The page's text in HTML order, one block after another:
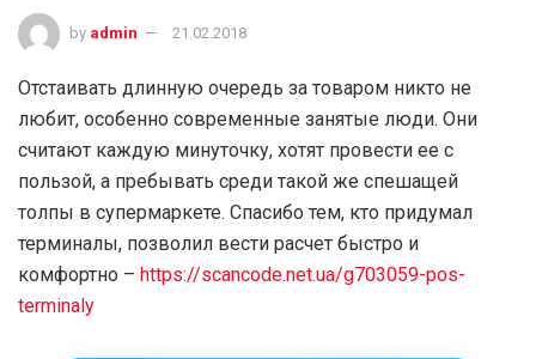
by admin 21.02.2018
Отстаивать длинную очередь за товаром никто не
любит, особенно современные занятые люди. Они
считают каждую минуточку, хотят провести ее с
пользой, а пребывать среди такой же спешащей
толпы в супермаркете. Спасибо тем, кто придумал
терминалы, позволил вести расчет быстро и
комфортно – https://scancode.net.ua/g703059-pos-
terminaly